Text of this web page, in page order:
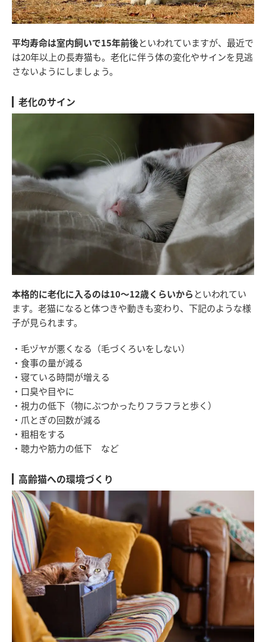
平均寿命は室内飼いで15年前後といわれていますが、最近で
は20年以上の長寿猫も。老化に伴う体の変化やサインを見逃
さないようにしましょう。
老化のサイン
本格的に老化に入るのは10〜12歳くらいから といわれてい
ます。老猫になると体つきや動きも変わり、下記のような様
子が見られます。
・毛ヅヤが悪くなる（毛づくろいをしない）
・食事の量が減る
・寝ている時間が増える
・口臭や目やに
・視力の低下（物にぶつかったりフラフラと歩く）
・爪とぎの回数が減る
・粗相をする
・聴力や筋力の低下 など
高齢猫への環境づくり